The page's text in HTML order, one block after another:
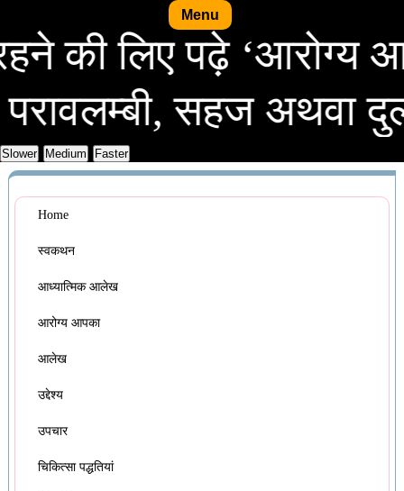
Menu
रहने की लिए पढ़े
सहज अथवा
Home
स्वकथन
आध्यात्मिक आलेख
आरोग्य आपका
आलेख
उद्देश्य
उपचार
चिकित्सा पद्धतियां